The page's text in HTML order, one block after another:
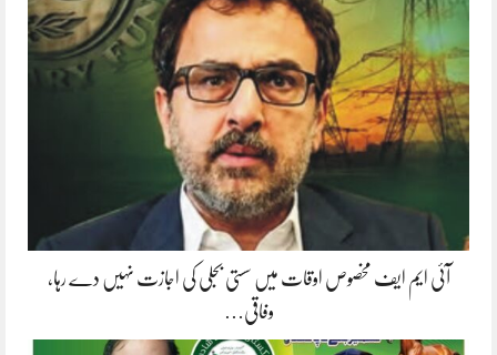
آئی ایم ایف مخصوص اوقات میں سستی بجلی کی اجازت نہیں دے رہا،
وفاقی…